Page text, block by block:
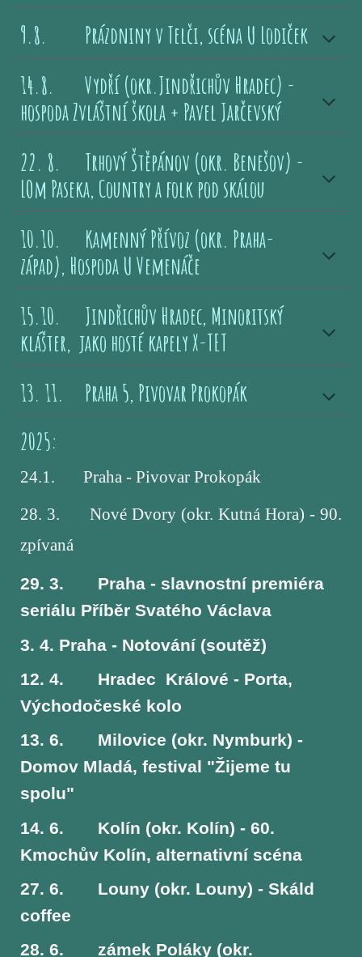
9.8.
Prázdniny v Telči, scéna U Lodiček
14.8. Vydří(okr.Jindřichův Hradec) -
hospoda Zvláštní škola + Pavel Jarčevský
22. 8.
Trhový Štěpánov (okr. Benešov) -
LOm Paseka, Country a folk pod skálou
10.10.
Kamenný Přívoz (okr. Praha-
západ), Hospoda U Vemenáče
15.10.
Jindřichův Hradec, Minoritský
klášter, jako hosté kapely X-TET
13. 11.
Praha 5, Pivovar Prokopák
2025:
24.1. Praha - Pivovar Prokopák
28. 3.
Nové Dvory (okr. Kutná Hora) - 90.
zpívaná
29. 3.
Praha - slavnostní premiéra
seriálu Příběr Svatého Václava
3. 4. Praha - Notování (soutěž)
12. 4.
Hradec Králové - Porta,
Východočeské kolo
13. 6.
Milovice (okr. Nymburk) -
Domov Mladá, festival "Žijeme tu
spolu"
14. 6.
Kolín (okr. Kolín) - 60.
Kmochův Kolín, alternativní scéna
27. 6.
Louny (okr. Louny) - Skáld
coffee
28. 6.
zámek Poláky (okr.